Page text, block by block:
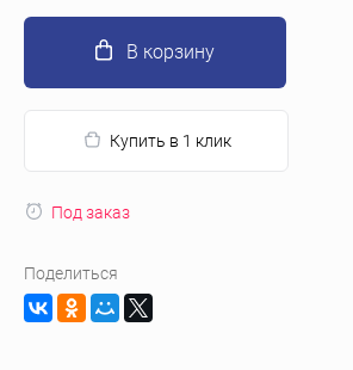
В корзину
Купить в 1 клик
Под заказ
Поделиться